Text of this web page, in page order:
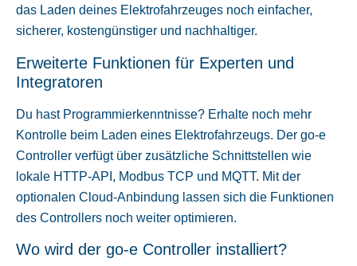
das Laden deines Elektrofahrzeuges noch einfacher,
sicherer, kostengünstiger und nachhaltiger.
Erweiterte Funktionen für Experten und
Integratoren
Du hast Programmierkenntnisse? Erhalte noch mehr
Kontrolle beim Laden eines Elektrofahrzeugs. Der go-e
Controller verfügt über zusätzliche Schnittstellen wie
lokale HTTP-API, Modbus TCP und MQTT. Mit der
optionalen Cloud-Anbindung lassen sich die Funktionen
des Controllers noch weiter optimieren.
Wo wird der go-e Controller installiert?